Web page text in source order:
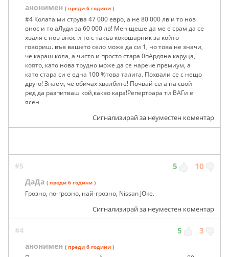
анонимен ( преди 6 години )
#4 Колата ми струва 47 000 евро, а не 80 000 лв и то нов
внос и то аЛуди за 60 000 лв! Мен щеше да ме е срам да се
хваля с нов внос и то с такъв кокошарник за който
говориш. във вашето село може да си 1, но това не значи,
че караш кола, а чисто и просто стара 0пАрдяна каруца,
която, като нова трудно може да се нарече премиум, а
като стара си е една 100 %това талига. Похвали се с нещо
друго! Знаем, че обичах хвалбите! Почвай сега на свой
ред да разпитваш кой,какво кара!Репертоара ти ВАГи е
ясен
Сигнализирай за неуместен коментар
#5 5 10
ДаДа ( преди 6 години )
Грозно, по-грозно, най-грозно, Nissan JOke.
Сигнализирай за неуместен коментар
#4 5 3
анонимен ( преди 6 години )